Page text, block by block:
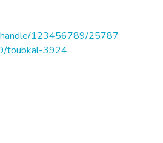
123456789/25787
toubkal-3924